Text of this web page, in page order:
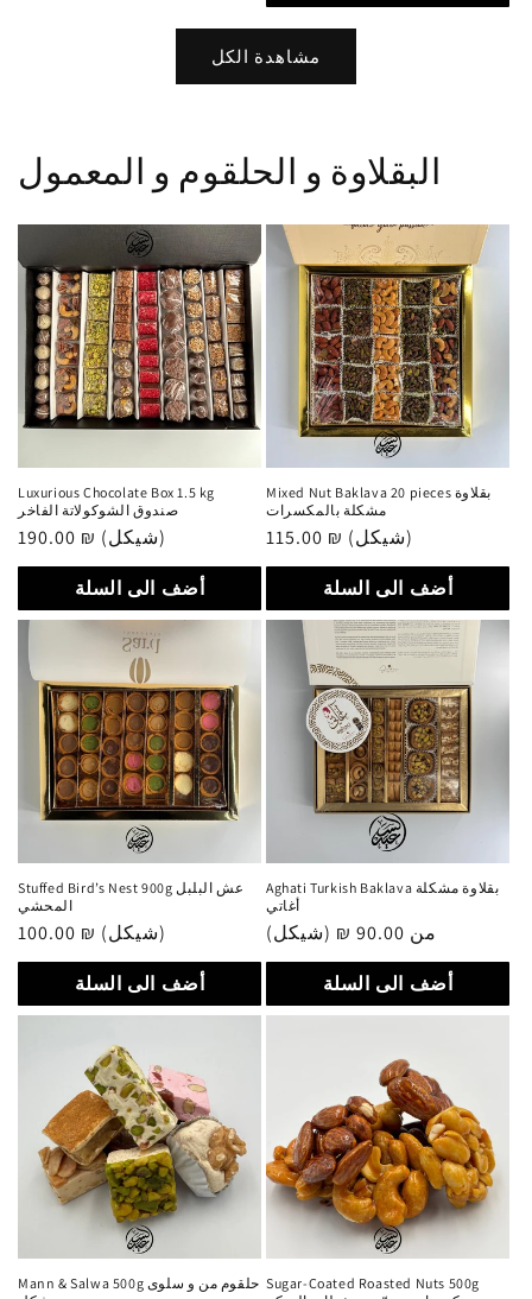
مشاهدة الكل
البقلاوة و الحلقوم و المعمول
Luxurious Chocolate Box 1.5 kg
صندوق الشوكولاتة الفاخر
سعر
عادي
190.00 ₪ (شيكل)
أضف الى السلة
Mixed Nut Baklava 20 pieces بقلاوة
مشكلة بالمكسرات
سعر
عادي
115.00 ₪ (شيكل)
أضف الى السلة
Stuffed Bird’s Nest 900g عش البلبل
المحشي
سعر
عادي
100.00 ₪ (شيكل)
أضف الى السلة
Aghati Turkish Baklava بقلاوة مشكلة
أغاتي
سعر
عادي
من 90.00 ₪ (شيكل)
أضف الى السلة
Mann & Salwa 500g حلقوم من و سلوى
Sugar-Coated Roasted Nuts 500g